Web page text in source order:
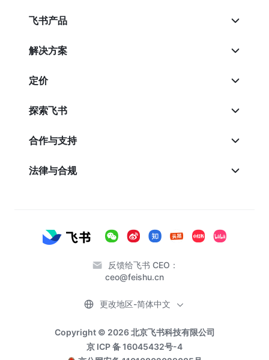
飞书产品
解决方案
定价
探索飞书
合作与支持
法律与合规
反馈给飞书 CEO：
ceo@feishu.cn
Copyright © 2026 北京飞书科技有限公司
京 ICP 备 16045432号-4
更改地区-简体中文